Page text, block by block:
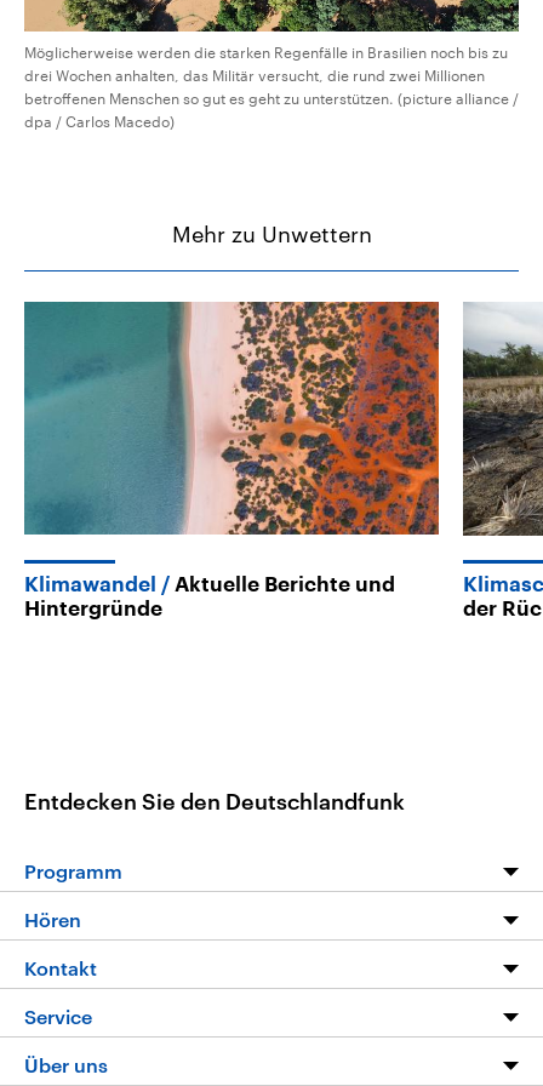
Möglicherweise werden die starken Regenfälle in Brasilien noch bis zu
drei Wochen anhalten, das Militär versucht, die rund zwei Millionen
betroffenen Menschen so gut es geht zu unterstützen. (picture alliance /
dpa / Carlos Macedo)
Mehr zu Unwettern
Klimawandel
Aktuelle Berichte und
Hintergründe
der
Entdecken Sie den Deutschlandfunk
Programm
Programm
Die Nachrichten
Nachrichtenleicht
Neue Beiträge auf dlf.de
Hören
Livestream
Podcasts
Deutschlandfunk App
Kontakt
Hörerservice
Service
FAQ
Über uns